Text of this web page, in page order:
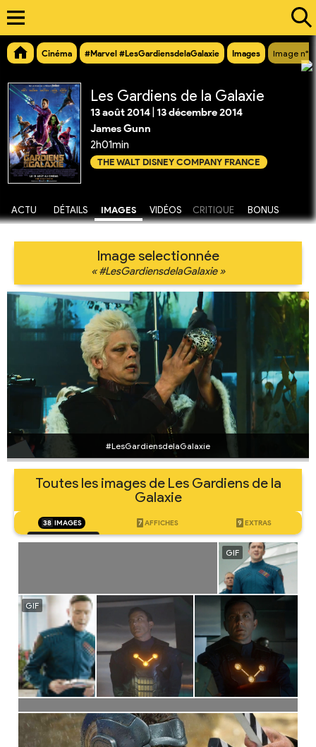
Cinéma #Marvel #LesGardiensdelaGalaxie Images Image
Les Gardiens de la Galaxie
13 août 2014 13 décembre 2014
James Gunn
2h01min
THE WALT DISNEY COMPANY FRANCE
ACTU DÉTAILS IMAGES VIDÉOS CRITIQUE BONUS
Image selectionnée
« #LesGardiensdelaGalaxie »
#LesGardiensdelaGalaxie
Toutes les images de Les Gardiens de la
Galaxie
38 IMAGES 7 AFFICHES 9 EXTRAS